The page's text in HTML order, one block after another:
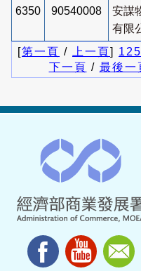
6350 90540008
安謀
有限
[第一頁 / 上一頁] 125
下一頁 / 最後一